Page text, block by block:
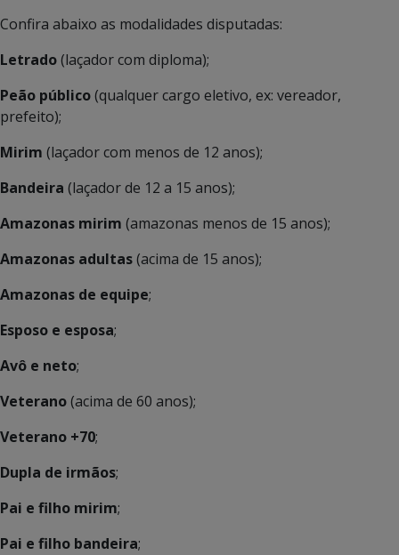
Confira abaixo as modalidades disputadas:
Letrado(laçador com diploma);
Peão público(qualquer cargo eletivo, ex: vereador,
prefeito);
Mirim (laçador com menos de 12 anos);
Bandeira (laçador de 12 a 15 anos);
Amazonas mirim (amazonas menos de 15 anos);
Amazonas adultas(acima de 15 anos);
Amazonas de equipe;
Esposo e esposa;
Avô e neto;
Veterano(acima de 60 anos);
Veterano +70;
Dupla de irmãos;
Pai e filho mirim;
Pai e filho bandeira;